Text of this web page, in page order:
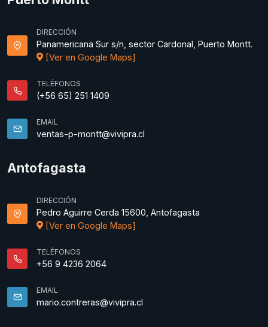
DIRECCIÓN
Panamericana Sur s/n, sector Cardonal, Puerto Montt.
[Ver en Google Maps]
TELÉFONOS
(+56 65) 251 1409
EMAIL
ventas-p-montt@vivipra.cl
Antofagasta
DIRECCIÓN
Pedro Aguirre Cerda 15600, Antofagasta
[Ver en Google Maps]
TELÉFONOS
+56 9 4236 2064
EMAIL
mario.contreras@vivipra.cl